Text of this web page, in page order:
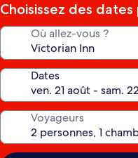
Choisissez des
Où allez-vous ?
Dates
Voyageurs